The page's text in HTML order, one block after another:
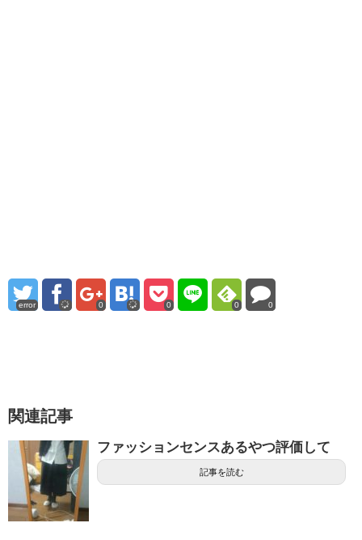
error 0 0 0 0
関連記事
ファッションセンスあるやつ評価して
記事を読む